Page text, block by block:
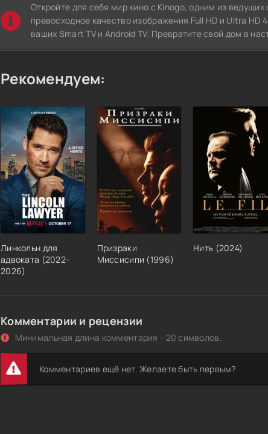
Откройте для себя мир кино с Kinogo, одним из
превосходное качество изображения Full HD и Ultra HD
ваших Smart TV и Android TV. Превратите свой дом в
Рекомендуем:
Линкольн для
адвоката (2022-
2026)
Призраки
Миссисипи (1996)
Нить (2024)
Комментарии и рецензии
Минимальная длина комментария - 20 символов.
Комментариев ещё нет. Желаете быть первым?